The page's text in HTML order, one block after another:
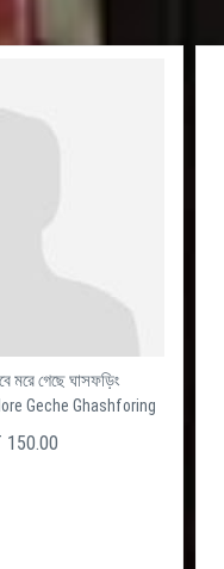
মরে গেছে ঘাসফড়িং
Geche Ghashforing
150.00